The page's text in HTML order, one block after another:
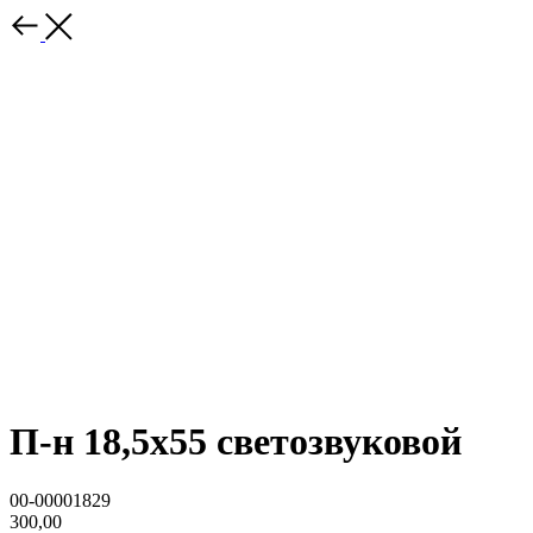
П-н 18,5x55 светозвуковой
00-00001829
300,00